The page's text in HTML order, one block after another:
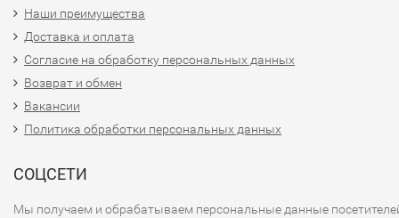
Наши преимущества
Доставка и оплата
Согласие на обработку персональных данных
Возврат и обмен
Вакансии
Политика обработки персональных данных
СОЦСЕТИ
Мы получаем и обрабатываем персональные данные